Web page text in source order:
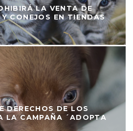
LA VENTA DE
CONEJOS EN TIENDAS
DERECHOS DE LOS
LA CAMPAÑA ´ADOPTA